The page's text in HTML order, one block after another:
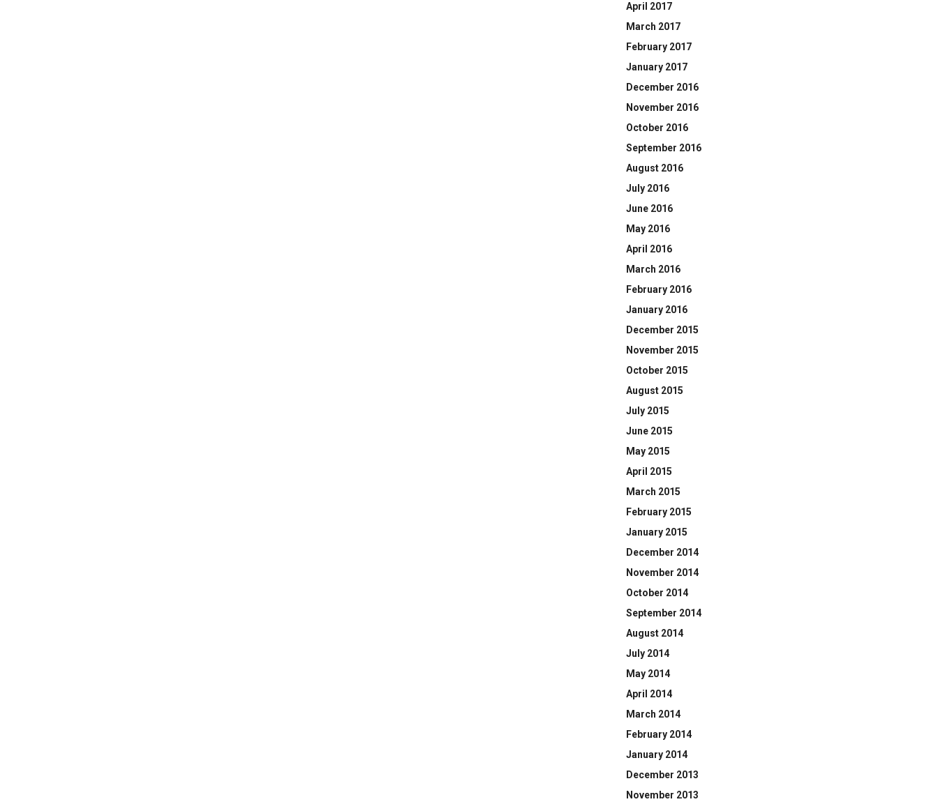
April 2017
March 2017
February 2017
January 2017
December 2016
November 2016
October 2016
September 2016
August 2016
July 2016
June 2016
May 2016
April 2016
March 2016
February 2016
January 2016
December 2015
November 2015
October 2015
August 2015
July 2015
June 2015
May 2015
April 2015
March 2015
February 2015
January 2015
December 2014
November 2014
October 2014
September 2014
August 2014
July 2014
May 2014
April 2014
March 2014
February 2014
January 2014
December 2013
November 2013